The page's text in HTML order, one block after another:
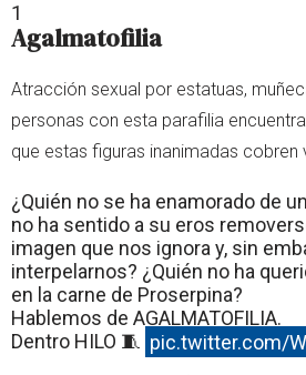
1
Agalmatofilia
Atracción sexual por estatuas,
personas con esta parafilia
que estas figuras inanimadas cobren
¿Quién no se ha enamorado de
no ha sentido a su eros
imagen que nos ignora y, sin
interpelarnos? ¿Quién no ha
en la carne de Proserpina?
Hablemos de AGALMATOFILIA.
Dentro HILO 🧵 pic.twitter.com/